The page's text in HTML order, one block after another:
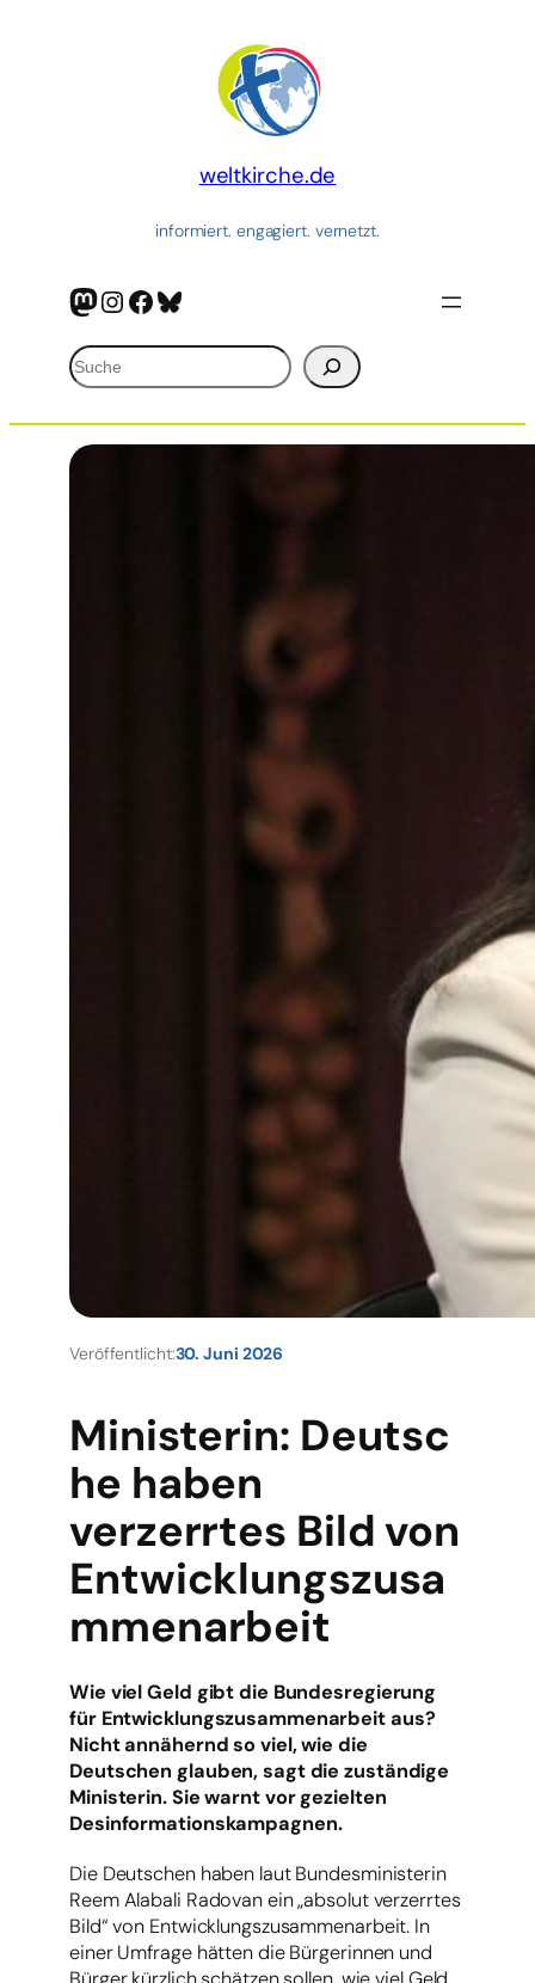
weltkirche.de
informiert. engagiert. vernetzt.
Mastodon
Instagram
Facebook
Bluesky
Suchen
Veröffentlicht:30. Juni 2026
Ministerin: Deutsc
he haben
verzerrtes Bild von
Entwicklungszusa
mmenarbeit
Wie viel Geld gibt die Bundesregierung
für Entwicklungszusammenarbeit aus?
Nicht annähernd so viel, wie die
Deutschen glauben, sagt die zuständige
Ministerin. Sie warnt vor gezielten
Desinformationskampagnen.
Die Deutschen haben laut Bundesministerin
Reem Alabali Radovan ein „absolut verzerrtes
Bild“ von Entwicklungszusammenarbeit. In
einer Umfrage hätten die Bürgerinnen und